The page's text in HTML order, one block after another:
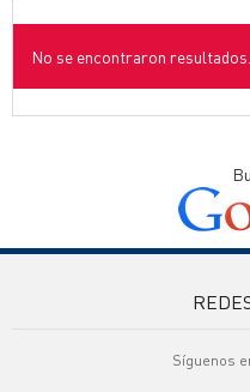
No se encontraron
Síguenos